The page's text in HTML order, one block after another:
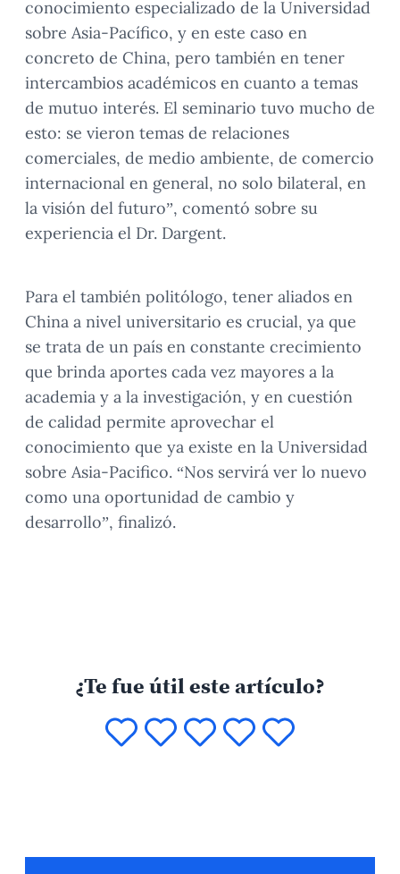
conocimiento especializado de la Universidad
sobre Asia-Pacífico, y en este caso en
concreto de China, pero también en tener
intercambios académicos en cuanto a temas
de mutuo interés. El seminario tuvo mucho de
esto: se vieron temas de relaciones
comerciales, de medio ambiente, de comercio
internacional en general, no solo bilateral, en
la visión del futuro”, comentó sobre su
experiencia el Dr. Dargent.
Para el también politólogo, tener aliados en
China a nivel universitario es crucial, ya que
se trata de un país en constante crecimiento
que brinda aportes cada vez mayores a la
academia y a la investigación, y en cuestión
de calidad permite aprovechar el
conocimiento que ya existe en la Universidad
sobre Asia-Pacifico. “Nos servirá ver lo nuevo
como una oportunidad de cambio y
desarrollo”, finalizó.
¿Te fue útil este artículo?